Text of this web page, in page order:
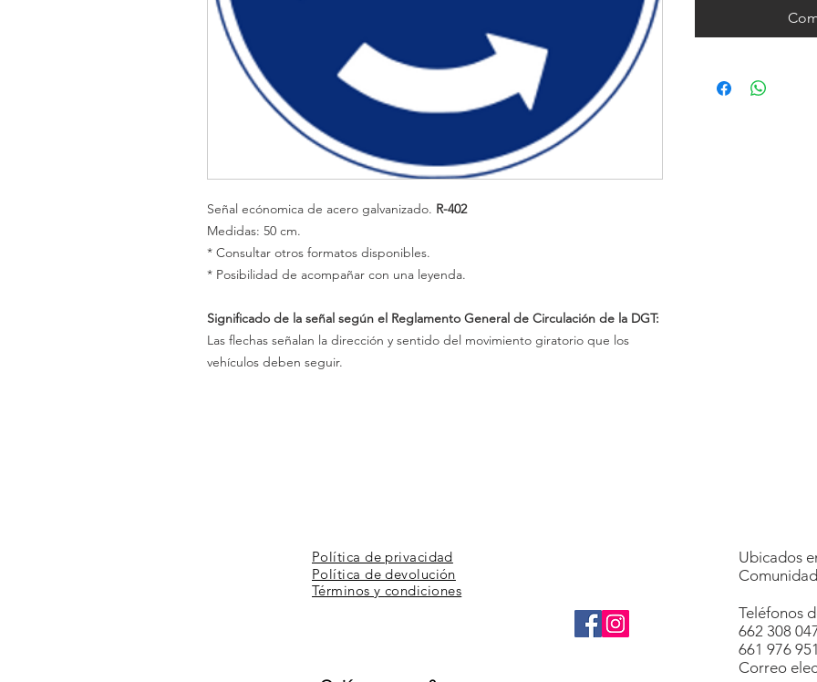
Señal ecónomica de acero galvanizado. R-402
Medidas: 50 cm.
* Consultar otros formatos disponibles.
* Posibilidad de acompañar con una leyenda.
Significado de la señal según el Reglamento General de Circulación de la DGT:
Las flechas señalan la dirección y sentido del movimiento giratorio que los
vehículos deben seguir.
Política de privacidad
Política de devolución
Términos y condiciones
Ubicados
Teléfonos
662 308
661 976 951
Correo